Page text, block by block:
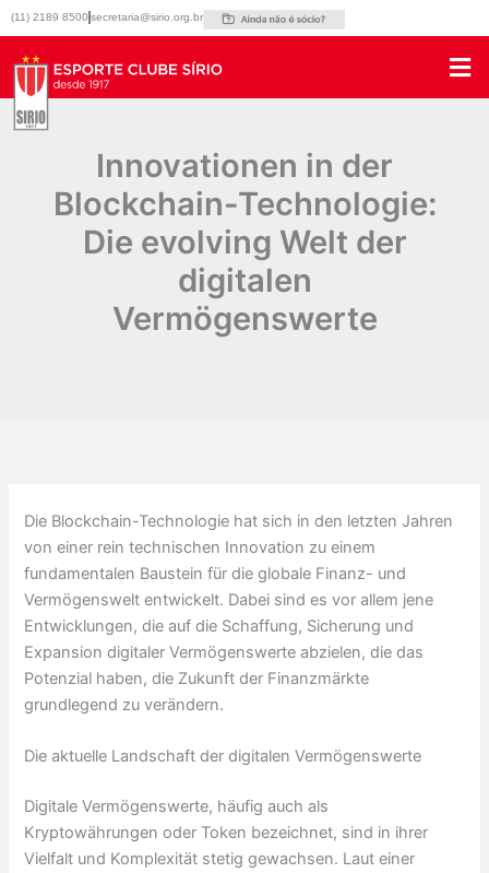
para
conteúdo
(11) 2189 8500 secretaria@sirio.org.br
Innovationen in der
Blockchain-Technologie:
Die evolving Welt der
digitalen
Vermögenswerte
Die Blockchain-Technologie hat sich in den letzten Jahren
von einer rein technischen Innovation zu einem
fundamentalen Baustein für die globale Finanz- und
Vermögenswelt entwickelt. Dabei sind es vor allem jene
Entwicklungen, die auf die Schaffung, Sicherung und
Expansion digitaler Vermögenswerte abzielen, die das
Potenzial haben, die Zukunft der Finanzmärkte
grundlegend zu verändern.
Die aktuelle Landschaft der digitalen Vermögenswerte
Digitale Vermögenswerte, häufig auch als
Kryptowährungen oder Token bezeichnet, sind in ihrer
Vielfalt und Komplexität stetig gewachsen. Laut einer